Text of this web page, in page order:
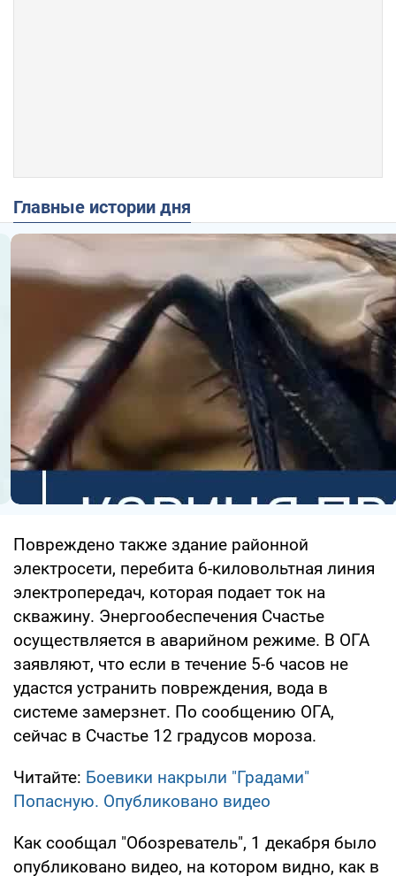
Главные истории дня
Повреждено также здание районной
электросети, перебита 6-киловольтная линия
электропередач, которая подает ток на
скважину. Энергообеспечения Счастье
осуществляется в аварийном режиме. В ОГА
заявляют, что если в течение 5-6 часов не
удастся устранить повреждения, вода в
системе замерзнет. По сообщению ОГА,
сейчас в Счастье 12 градусов мороза.
Читайте: Боевики накрыли "Градами"
Попасную. Опубликовано видео
Как сообщал "Обозреватель", 1 декабря было
опубликовано видео, на котором видно, как в